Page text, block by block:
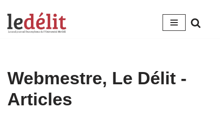
Aller
Webmestre, Le Délit -
Articles